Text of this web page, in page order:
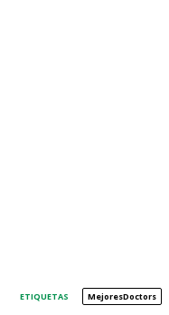
ETIQUETAS MejoresDoctors